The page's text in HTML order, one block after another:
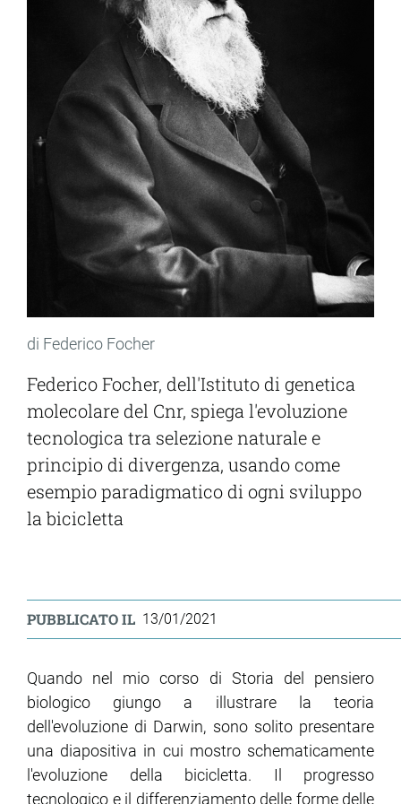
di Federico Focher
Federico Focher, dell'Istituto di genetica
molecolare del Cnr, spiega l'evoluzione
tecnologica tra selezione naturale e
principio di divergenza, usando come
esempio paradigmatico di ogni sviluppo
la bicicletta
PUBBLICATO IL 13/01/2021
Quando nel mio corso di Storia del pensiero
biologico giungo a illustrare la teoria
dell'evoluzione di Darwin, sono solito presentare
una diapositiva in cui mostro schematicamente
l'evoluzione della bicicletta. Il progresso
tecnologico e il differenziamento delle forme delle